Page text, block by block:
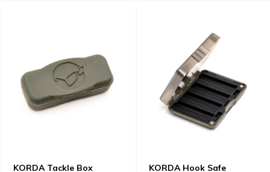
KORDA Tackle Box
KORDA Hook Safe